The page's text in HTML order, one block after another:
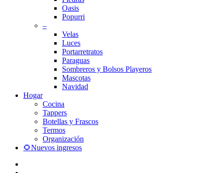
Oasis
Popurri
–
Velas
Luces
Portarretratos
Paraguas
Sombreros y Bolsos Playeros
Mascotas
Navidad
Hogar
Cocina
Tappers
Botellas y Frascos
Termos
Organización
🌻Nuevos ingresos